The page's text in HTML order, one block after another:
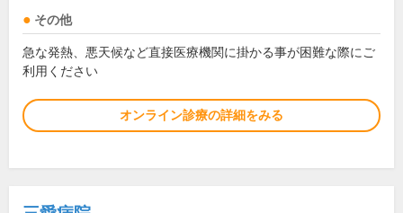
その他
急な発熱、悪天候など直接医療機関に掛かる事が困難な際にご
利用ください
オンライン診療の詳細をみる